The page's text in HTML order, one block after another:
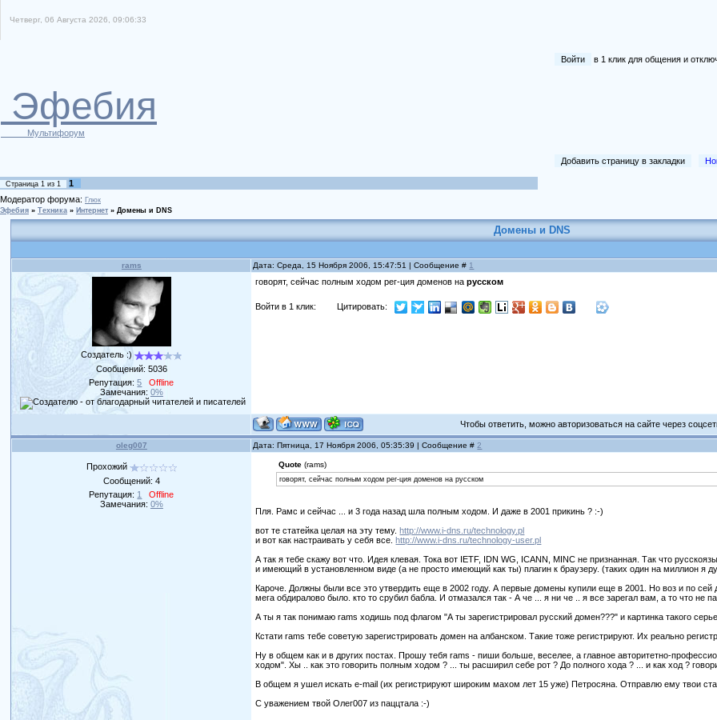
Четверг, 06 Августа 2026, 09:06:33
Войти в 1 клик для общения и
Эфебия
Мультифорум
Добавить страницу в закладки
Страница 1 из 1
1
Модератор форума: Глюк
Эфебия » Техника » Интернет » Домены и DNS
Домены и DNS
rams Дата: Среда, 15 Ноября 2006, 15:47:51 | Сообщение # 1
Создатель :)
Сообщений: 5036
Репутация:5
Offline
Замечания: 0%
говорят, сейчас полным ходом рег-ция доменов нарусском
Войти в 1 клик: Цитировать:
Чтобы ответить, можно авторизоваться на сайте через
oleg007 Дата: Пятница, 17 Ноября 2006, 05:35:39 | Сообщение # 2
Прохожий
Сообщений: 4
Репутация: 1
Offline
Замечания: 0%
Quote (rams)
говорят, сейчас полным ходом рег-ция доменов на русском
Пля. Рамс и сейчас ... и 3 года назад шла полным ходом. И даже в 2001 прикинь ? :-)
вот те статейка целая на эту тему.http://www.i-dns.ru/technology.pl
и вот как настраивать у себя все.http://www.i-dns.ru/technology-user.pl
А так я тебе скажу вот что. Идея клевая. Тока вот IETF, IDN WG, ICANN, MINC не признанная. Так что
и имеющий в установленном виде (а не просто имеющий как ты) плагин к браузеру. (таких один на миллион я
Кароче. Должны были все это утвердить еще в 2002 году. А первые домены купили еще в 2001. Но воз и по
мега обдиралово было. кто то срубил бабла. И отмазался так - А че ... я ни че .. я все зарегал вам, а то что не
А ты я так понимаю rams ходишь под флагом "А ты зарегистрировал русский домен???" и картинка такого
Кстати rams тебе советую зарегистрировать домен на албанском. Такие тоже регистрируют. Их реально
Ну в общем как и в других постах. Прошу тебя rams - пиши больше, веселее, а главное авторитетно-
ходом". Хы .. как это говорить полным ходом ? ... ты расширил себе рот ? До полного хода ? ... и как ход ?
В общем я ушел искать e-mail (их регистрируют широким махом лет 15 уже) Петросяна. Отправлю ему твои
С уважением твой Олег007 из паццтала :-)